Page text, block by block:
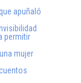
apuñaló
permitir
mujer